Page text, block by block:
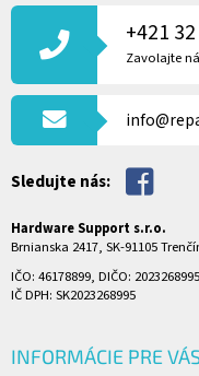
Á
T
+421
Zavolajte
Sledujte nás:
Hardware Support s.r.o.
Brnianska 2417, SK-91105
IČO: 46178899, DIČO: 2023268995
IČ DPH: SK2023268995
INFORMÁCIE PRE